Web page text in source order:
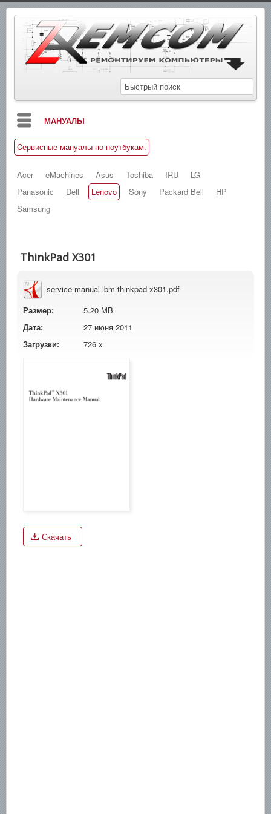
МАНУАЛЫ
БЛОГ
СХЕМЫ
СПРАВОЧНИКИ
ПОИСК
Cервисные мануалы по ноутбукам.
Acer eMachines Asus Toshiba IRU
LG
Panasonic
Dell Lenovo Sony Packard Bell
HP
Samsung
ThinkPad X301
service-manual-ibm-thinkpad-x301.pdf
Размер:
5.20 MB
Дата:
27 июня 2011
Загрузки:
726 x
Скачать